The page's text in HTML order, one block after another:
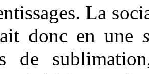
La
donc en une
de